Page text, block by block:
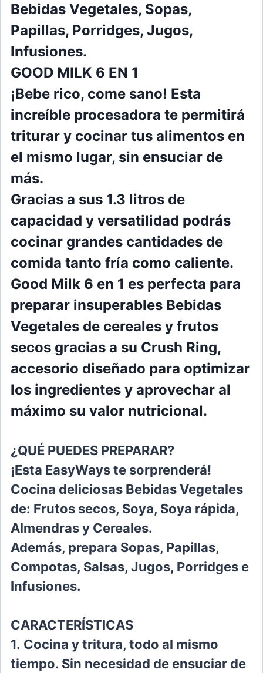
Bebidas Vegetales, Sopas,
Papillas, Porridges, Jugos,
Infusiones.
GOOD MILK 6 EN 1
¡Bebe rico, come sano! Esta
increíble procesadora te permitirá
triturar y cocinar tus alimentos en
el mismo lugar, sin ensuciar de
más.
Gracias a sus 1.3 litros de
capacidad y versatilidad podrás
cocinar grandes cantidades de
comida tanto fría como caliente.
Good Milk 6 en 1 es perfecta para
preparar insuperables Bebidas
Vegetales de cereales y frutos
secos gracias a su Crush Ring,
accesorio diseñado para optimizar
los ingredientes y aprovechar al
máximo su valor nutricional.
¿QUÉ PUEDES PREPARAR?
¡Esta EasyWays te sorprenderá!
Cocina deliciosas Bebidas Vegetales
de: Frutos secos, Soya, Soya rápida,
Almendras y Cereales.
Además, prepara Sopas, Papillas,
Compotas, Salsas, Jugos, Porridges e
Infusiones.
CARACTERÍSTICAS
1. Cocina y tritura, todo al mismo
tiempo. Sin necesidad de ensuciar de